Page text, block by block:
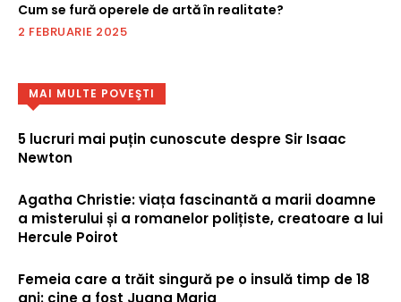
Cum se fură operele de artă în realitate?
2 FEBRUARIE 2025
MAI MULTE POVEŞTI
5 lucruri mai puțin cunoscute despre Sir Isaac
Newton
Agatha Christie: viața fascinantă a marii doamne
a misterului și a romanelor polițiste, creatoare a lui
Hercule Poirot
Femeia care a trăit singură pe o insulă timp de 18
ani: cine a fost Juana Maria